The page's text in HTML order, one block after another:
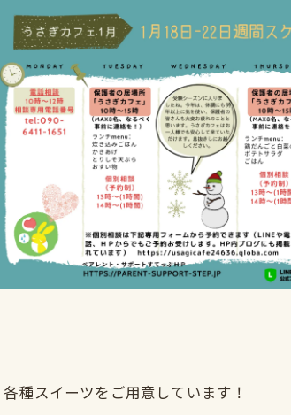
種スイーツをご用意しています！